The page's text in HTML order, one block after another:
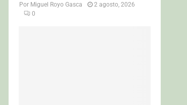
Por Miguel Royo Gasca
2 agosto, 2026
0